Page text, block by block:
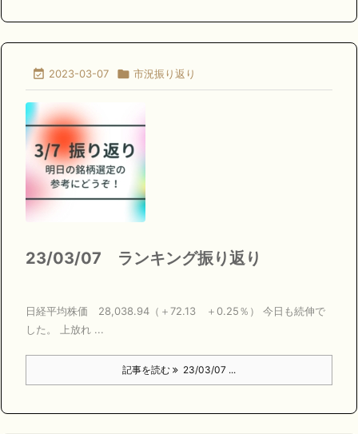
 2023-03-07  市況振り返り
23/03/07 ランキング振り返り
日経平均株価 28,038.94（＋72.13 ＋0.25％） 今日も続伸で
した。 上放れ ...
記事を読む 23/03/07 ...